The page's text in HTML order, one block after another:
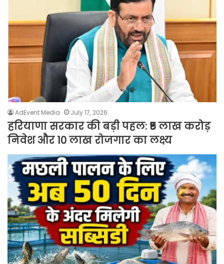
AdEvent Media July 17, 2026
हरियाणा सरकार की बड़ी पहल: ₹5 लाख करोड़
निवेश और 10 लाख रोजगार का लक्ष्य